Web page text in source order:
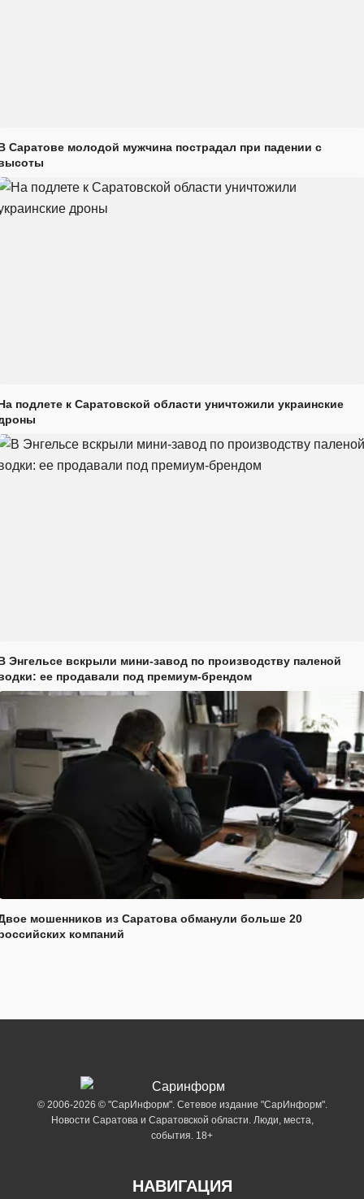
Саратове молодой мужчина пострадал при падении с
подлете к Саратовской области уничтожили украинские
Энгельсе вскрыли мини-завод по производству паленой
ее продавали под премиум-брендом
мошенников из Саратова обманули больше 20
компаний
© 2006-2026 © "СарИнформ". Сетевое издание "СарИнформ".
Новости Саратова и Саратовской области. Люди, места,
события. 18+
НАВИГАЦИЯ